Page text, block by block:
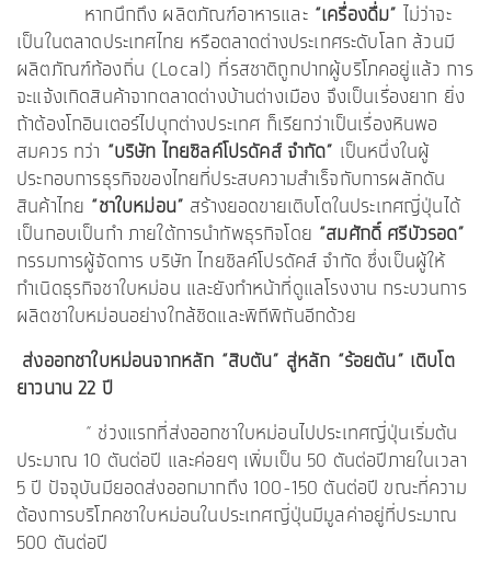
หากนึกถึง ผลิตภัณฑ์อาหารและ “เครื่องดื่ม” ไม่ว่าจะ
เป็นในตลาดประเทศไทย หรือตลาดต่างประเทศระดับโลก ล้วนมี
ผลิตภัณฑ์ท้องถิ่น (Local) ที่รสชาติถูกปากผู้บริโภคอยู่แล้ว การ
จะแจ้งเกิดสินค้าจากตลาดต่างบ้านต่างเมือง จึงเป็นเรื่องยาก ยิ่ง
ถ้าต้องโกอินเตอร์ไปบุกต่างประเทศ ก็เรียกว่าเป็นเรื่องหินพอ
สมควร ทว่า “บริษัท ไทยซิลค์โปรดัคส์ จำกัด” เป็นหนึ่งในผู้
ประกอบการธุรกิจของไทยที่ประสบความสำเร็จกับการผลักดัน
สินค้าไทย “ชาใบหม่อน” สร้างยอดขายเติบโตในประเทศญี่ปุ่นได้
เป็นกอบเป็นกำ ภายใต้การนำทัพธุรกิจโดย “สมศักดิ์ ศรีบัวรอด”
กรรมการผู้จัดการ บริษัท ไทยซิลค์โปรดัคส์ จำกัด ซึ่งเป็นผู้ให้
กำเนิดธุรกิจชาใบหม่อน และยังทำหน้าที่ดูแลโรงงาน กระบวนการ
ผลิตชาใบหม่อนอย่างใกล้ชิดและพิถีพิถันอีกด้วย
ส่งออกชาใบหม่อนจากหลัก “สิบตัน” สู่หลัก “ร้อยตัน” เติบโต
ยาวนาน 22 ปี
“ ช่วงแรกที่ส่งออกชาใบหม่อนไปประเทศญี่ปุ่นเริ่มต้น
ประมาณ 10 ตันต่อปี และค่อยๆ เพิ่มเป็น 50 ตันต่อปีภายในเวลา
5 ปี ปัจจุบันมียอดส่งออกมากถึง 100-150 ตันต่อปี ขณะที่ความ
ต้องการบริโภคชาใบหม่อนในประเทศญี่ปุ่นมีมูลค่าอยู่ที่ประมาณ
500 ตันต่อปี